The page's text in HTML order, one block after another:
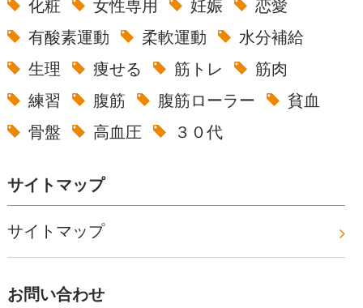
化粧
女性専用 妊娠
恋愛
有酸素運動
柔軟運動
水分補給
生理
痩せる 筋トレ
筋肉
練習
腹筋 腹筋ローラー
貧血
骨盤
高血圧 ３０代
サイトマップ
サイトマップ
お問い合わせ